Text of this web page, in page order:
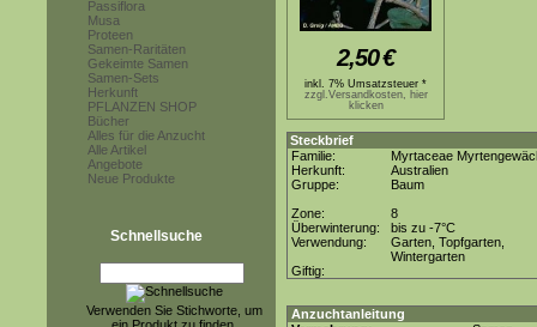
Passiflora
Musa
Proteen
Samen-Raritäten
Gekeimte Samen
Samen-Sets
Herkunft
PFLANZEN SHOP
Bücher
Alles für die Anzucht
Alle Artikel
Angebote
Neue Produkte
Schnellsuche
Verwenden Sie Stichworte, um
2,50€
inkl. 7% Umsatzsteuer *
zzgl.Versandkosten, hier
klicken
Steckbrief
Familie:
Myrtaceae
Herkunft:
Australien
Gruppe:
Baum
Zone:
8
Überwinterung:
bis zu -7°C
Verwendung:
Garten, Topfgarten,
Wintergarten
Giftig:
Anzuchtanleitung